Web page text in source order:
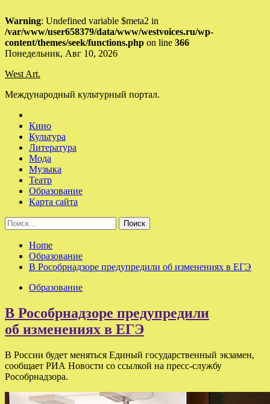
Warning: Undefined variable $meta2 in
/var/www/user658379/data/www/westvoices.ru/wp-
content/themes/seek/functions.php on line 366
Skip
content
Понедельник, Авг 10, 2026
West Art.
Международный культурный портал.
Кино
Культура
Литература
Мода
Музыка
Театр
Образование
Карта сайта
Найти:
Home
Образование
В Рособрнадзоре предупредили об изменениях в ЕГЭ
Образование
В Рособрнадзоре предупредили
об изменениях в ЕГЭ
В России будет меняться Единый государственный экзамен,
сообщает РИА Новости со ссылкой на пресс-службу
Рособрнадзора.